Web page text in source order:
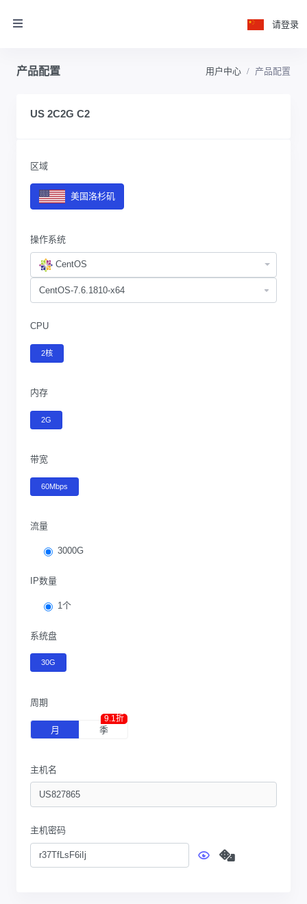
请登录
产品配置 用户中心 产品配置
US 2C2G C2
区域
美国洛杉矶
操作系统
CentOS
CPU
2核
内存
2G
带宽
60Mbps
流量
3000G
IP数量
1个
系统盘
30G
周期
月 季
9.1折
主机名
主机密码